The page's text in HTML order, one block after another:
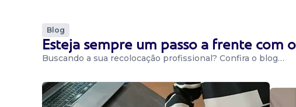
Blog
Esteja sempre um passo a frente com
Buscando a sua recolocação profissional? Confira o blog…